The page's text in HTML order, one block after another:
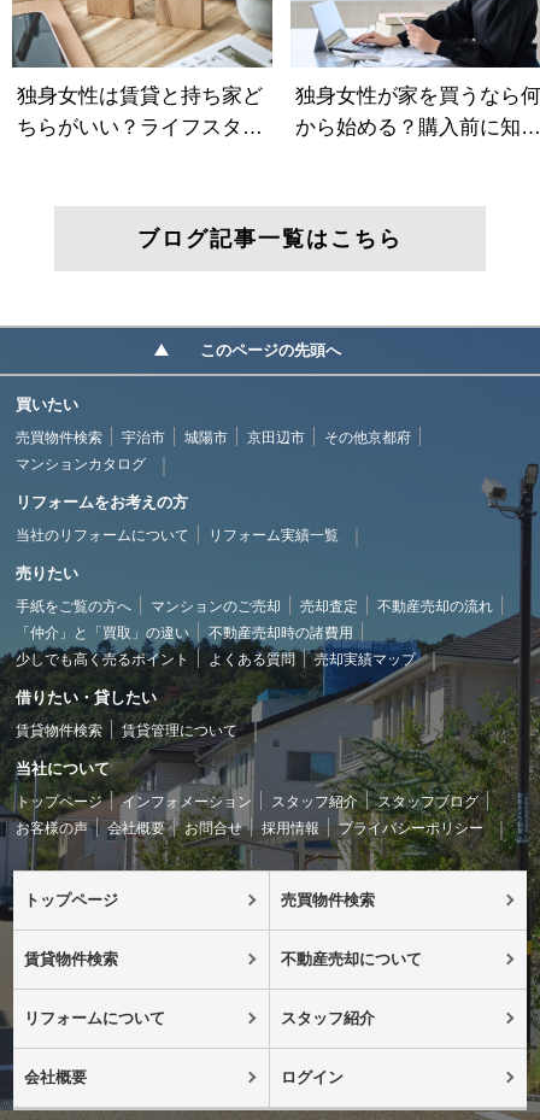
ブログ記事一覧はこちら
このページの先頭へ
買いたい
売買物件検索 宇治市 城陽市 京田辺市
その他京都府
マンションカタログ
リフォームをお考えの方
当社のリフォームについて リフォーム実績一覧
売りたい
手紙をご覧の方へ マンションのご売却 売却査定
不動産売却の流れ
「仲介」と「買取」の違い
不動産売却時の諸費用
少しでも高く売るポイント
よくある質問 売却実績マップ
借りたい・貸したい
賃貸物件検索 賃貸管理について
当社について
トップページ インフォメーション スタッフ紹介
スタッフブログ
お客様の声
会社概要 お問合せ 採用情報 プライバシーポリシー
トップページ 売買物件検索
賃貸物件検索 不動産売却について
リフォームについて スタッフ紹介
会社概要 ログイン